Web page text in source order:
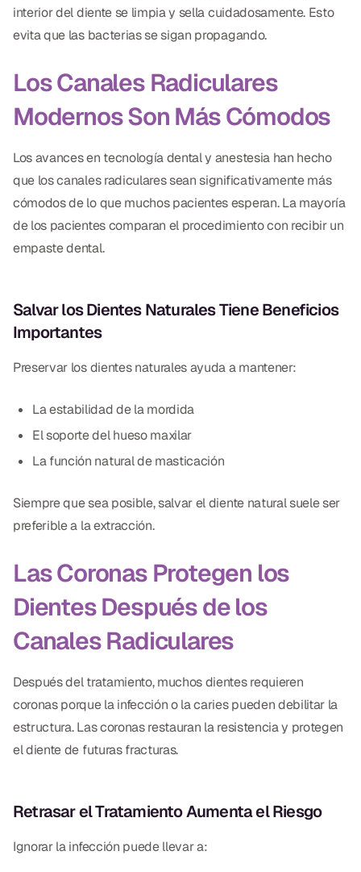
DOCTORES
Dr. Douglas Ness
Dr. Jared Gibbons
Dr. Christian Bastien
Dr. Allen Newman
Dr. Marco Casco
Solicitar una Cita
Español
interior del diente se limpia y sella cuidadosamente. Esto
evita que las bacterias se sigan propagando.
Los Canales Radiculares
Modernos Son Más Cómodos
Los avances en tecnología dental y anestesia han hecho
que los canales radiculares sean significativamente más
cómodos de lo que muchos pacientes esperan. La mayoría
de los pacientes comparan el procedimiento con recibir un
empaste dental.
Salvar los Dientes Naturales Tiene Beneficios
Importantes
Preservar los dientes naturales ayuda a mantener:
La estabilidad de la mordida
El soporte del hueso maxilar
La función natural de masticación
Siempre que sea posible, salvar el diente natural suele ser
preferible a la extracción.
Las Coronas Protegen los
Dientes Después de los
Canales Radiculares
Después del tratamiento, muchos dientes requieren
coronas porque la infección o la caries pueden debilitar la
estructura. Las coronas restauran la resistencia y protegen
el diente de futuras fracturas.
Retrasar el Tratamiento Aumenta el Riesgo
Ignorar la infección puede llevar a: